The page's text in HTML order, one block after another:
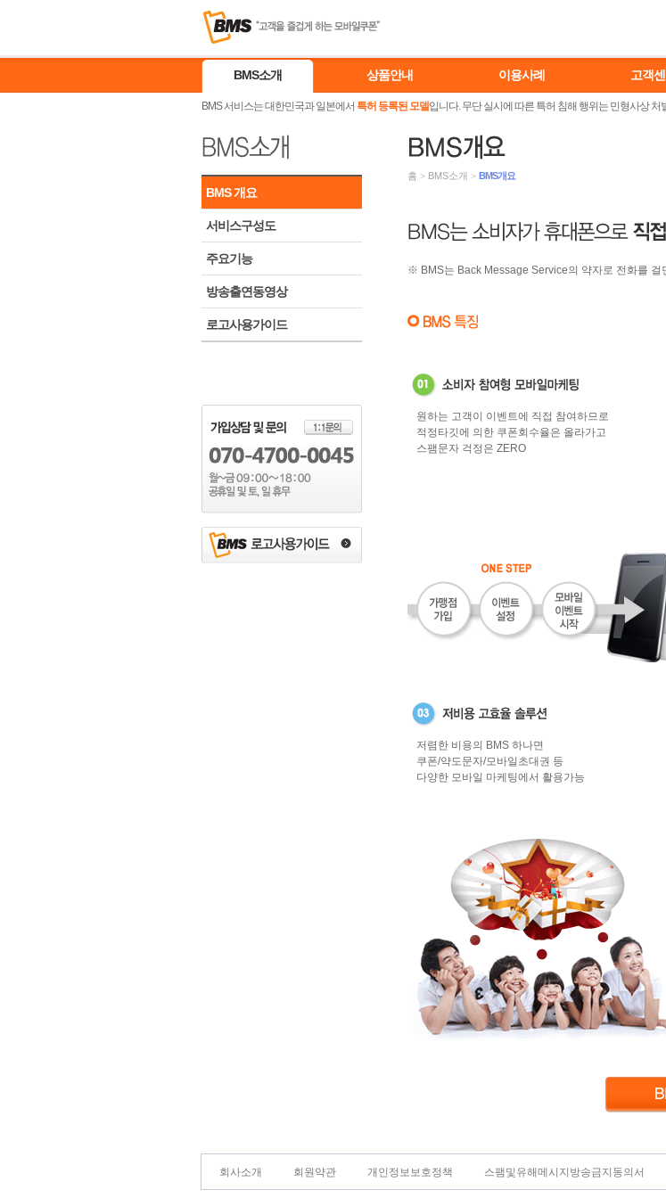
BMS소개 상품안내 이용사례 고객
BMS 서비스는 대한민국과 일본에서 특허 등록된 모델입니다. 무단 실시에 따른 특허 침해 행위는 민형사상 처
BMS 개요
서비스구성도
주요기능
방송출연동영상
로고사용가이드
홈 > BMS소개 > BMS개요
※ BMS는 Back Message Service의 약자로 전화를
원하는 고객이 이벤트에 직접 참여하므로
적정타깃에 의한 쿠폰회수율은 올라가고
스팸문자 걱정은 ZERO
저렴한 비용의 BMS 하나면
쿠폰/약도문자/모바일초대권 등
다양한 모바일 마케팅에서 활용가능
회사소개 회원약관 개인정보보호정책 스팸및유해메시지방송금지동의서